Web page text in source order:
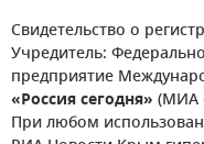
Свидетельство о
Учредитель:
предприятие
«Россия сегодня» (МИА
При любом